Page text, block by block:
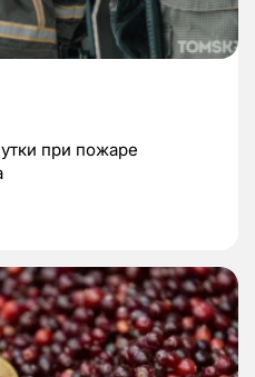
при пожаре